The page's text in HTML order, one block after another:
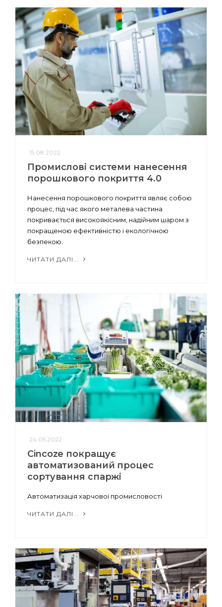
15.08.2022
Промислові системи нанесення
порошкового покриття 4.0
Нанесення порошкового покриття являє собою
процес, під час якого металева частина
покривається високоякісним, надійним шаром з
покращеною ефективністю і екологічною
безпекою.
ЧИТАТИ ДАЛІ...
24.05.2022
Cincoze покращує
автоматизований процес
сортування спаржі
Автоматизація харчової промисловості
ЧИТАТИ ДАЛІ...